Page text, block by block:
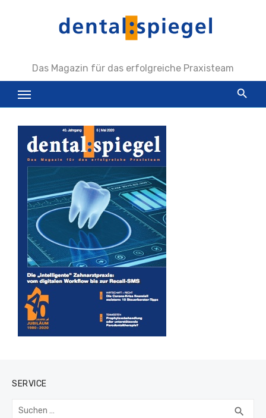
Das Magazin für das erfolgreiche Praxisteam
SERVICE
Suchen
search